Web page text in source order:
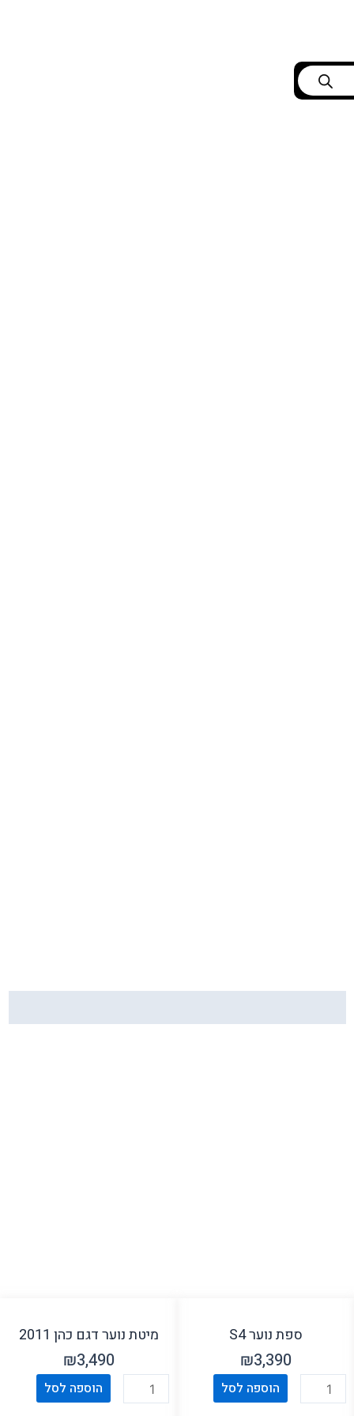
ספת נוער S4
₪3,390
כמות
של
הוספה לסל
מיטת נוער דגם כהן 2011
₪3,490
כמות
של
הוספה לסל